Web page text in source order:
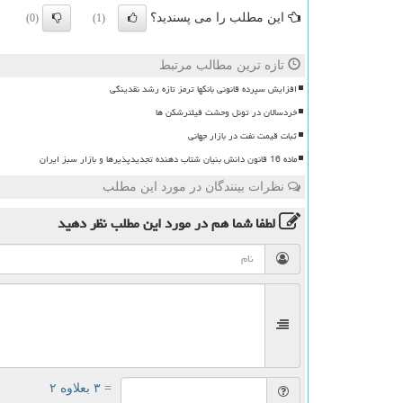
این مطلب را می پسندید؟ (1)
(0)
تازه ترین مطالب مرتبط
افزایش سپرده قانونی بانکها ترمز تازه رشد نقدینگی
خردسالان در تونل وحشت فیلترشکن ها
ثبات قیمت نفت در بازار جهانی
ماده 16 قانون دانش بنیان شتاب دهنده تجدیدپذیرها و بازار سبز ایران
نظرات بینندگان در مورد این مطلب
لطفا شما همدر مورد این مطلبنظر دهید
= ۳ بعلاوه ۲